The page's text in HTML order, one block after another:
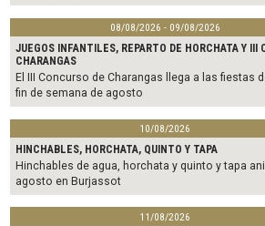
08/08/2026 - 09/08/2026
JUEGOS INFANTILES, REPARTO DE HORCHATA Y III
CHARANGAS
El III Concurso de Charangas llega a las fiestas
fin de semana de agosto
10/08/2026
HINCHABLES, HORCHATA, QUINTO Y TAPA
Hinchables de agua, horchata y quinto y tapa
agosto en Burjassot
11/08/2026